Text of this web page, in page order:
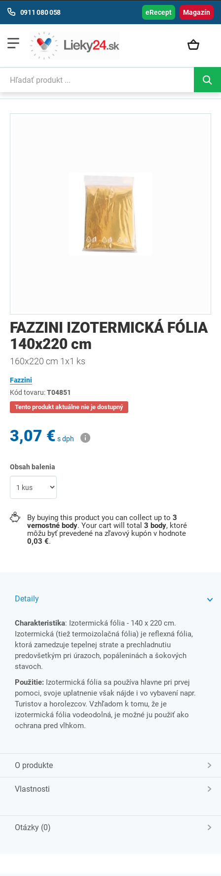
Magazín
0911 080 058 eRecept
FAZZINI IZOTERMICKÁ FÓLIA
140x220 cm
160x220 cm 1x1 ks
Fazzini
Kód tovaru:T04851
Tento produkt aktuálne nie je dostupný
3,07 € s dph
Obsah balenia
By buying this product you can collect up to 3
vernostné body. Your cart will total 3 body, ktoré
môžu byť prevedené na zľavový kupón v hodnote
0,03 €.
Detaily
Charakteristika: Izotermická fólia - 140 x 220 cm.
Izotermická (tiež termoizolačná fólia) je reflexná fólia,
ktorá zamedzuje tepelnej strate a prechladnutiu
predovšetkým pri úrazoch, popáleninách a šokových
stavoch.
Použitie: Izotermická fólia sa používa hlavne pri prvej
pomoci, svoje uplatnenie však nájde i vo vybavení napr.
Turistov a horolezcov. Vzhľadom k tomu, že je
izotermická fólia vodeodolná, je možné ju použiť ako
ochrana pred vlhkom.
O produkte
Vlastnosti
Otázky (0)